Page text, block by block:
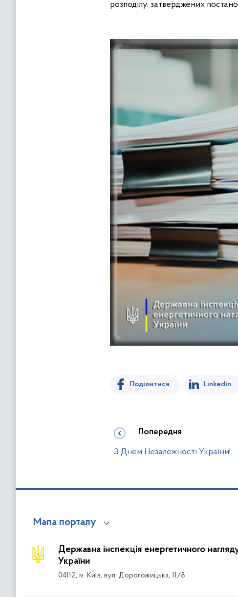
розподілу, затверджених
Поділитися Linkedin
Попередня
З Днем Незалежності України!
Мапа порталу
Державна інспекція енергетичного
України
04112, м. Київ, вул. Дорогожицька, 11/8